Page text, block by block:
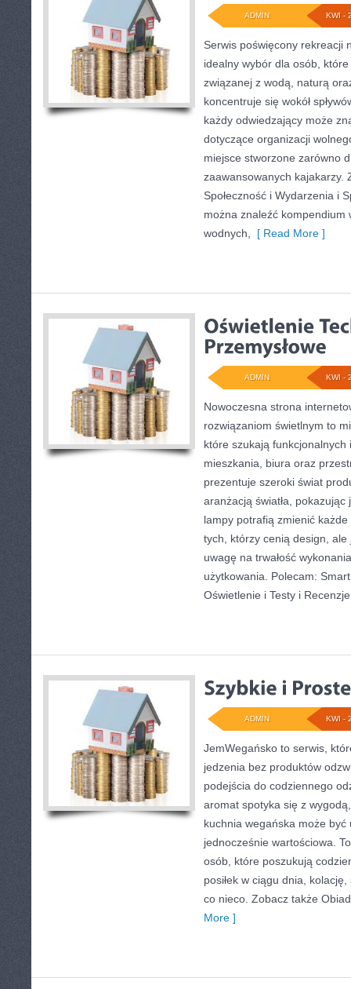
KWI -
ADMIN
Serwis poświęcony rekreacji
idealny wybór dla osób,
związanej z wodą, naturą
koncentruje się wokół
każdy odwiedzający może
dotyczące organizacji
miejsce stworzone zarówno
zaawansowanych kajakarzy.
Społeczność i Wydarzenia i
można znaleźć kompendium
wodnych,
[ Read More ]
KWI -
ADMIN
Nowoczesna strona
rozwiązaniom świetlnym to
które szukają funkcjonalnych
mieszkania, biura oraz
prezentuje szeroki świat
aranżacją światła,
lampy potrafią zmienić
tych, którzy cenią design,
uwagę na trwałość
użytkowania. Polecam:
Oświetlenie i Testy i
KWI -
ADMIN
JemWegańsko to serwis,
jedzenia bez produktów
podejścia do codziennego
aromat spotyka się z
kuchnia wegańska może
jednocześnie wartościowa.
osób, które poszukują
posiłek w ciągu dnia, kolację,
co nieco. Zobacz także
More ]